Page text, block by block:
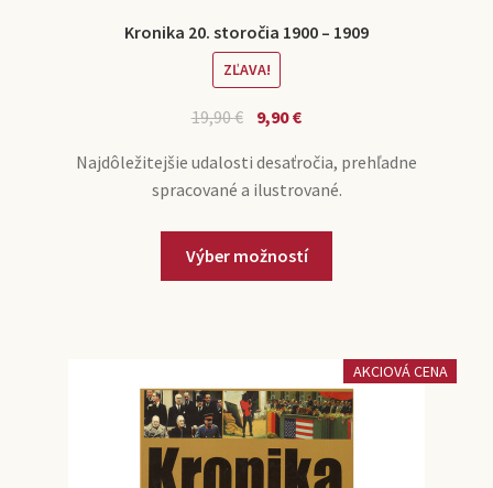
Kronika 20. storočia 1900 – 1909
ZĽAVA!
19,90€ 9,90€
Najdôležitejšie udalosti desaťročia, prehľadne
spracované a ilustrované.
Výber možností
AKCIOVÁ CENA